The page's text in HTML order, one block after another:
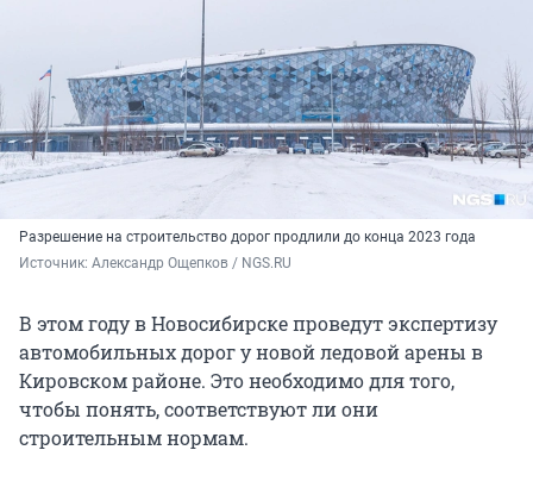
Разрешение на строительство дорог продлили до конца 2023 года
Источник: Александр Ощепков / NGS.RU
В этом году в Новосибирске проведут экспертизу
автомобильных дорог у новой ледовой арены в
Кировском районе. Это необходимо для того,
чтобы понять, соответствуют ли они
строительным нормам.